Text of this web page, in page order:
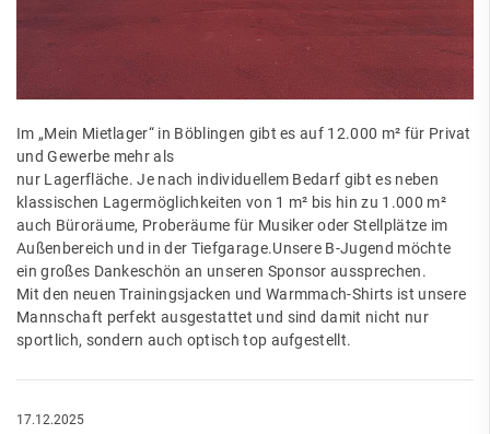
Im „Mein Mietlager“ in Böblingen gibt es auf 12.000 m² für Privat
und Gewerbe mehr als
nur Lagerfläche. Je nach individuellem Bedarf gibt es neben
klassischen Lagermöglichkeiten von 1 m² bis hin zu 1.000 m²
auch Büroräume, Proberäume für Musiker oder Stellplätze im
Außenbereich und in der Tiefgarage.Unsere B-Jugend möchte
ein großes Dankeschön an unseren Sponsor aussprechen.
Mit den neuen Trainingsjacken und Warmmach-Shirts ist unsere
Mannschaft perfekt ausgestattet und sind damit nicht nur
sportlich, sondern auch optisch top aufgestellt.
17.12.2025